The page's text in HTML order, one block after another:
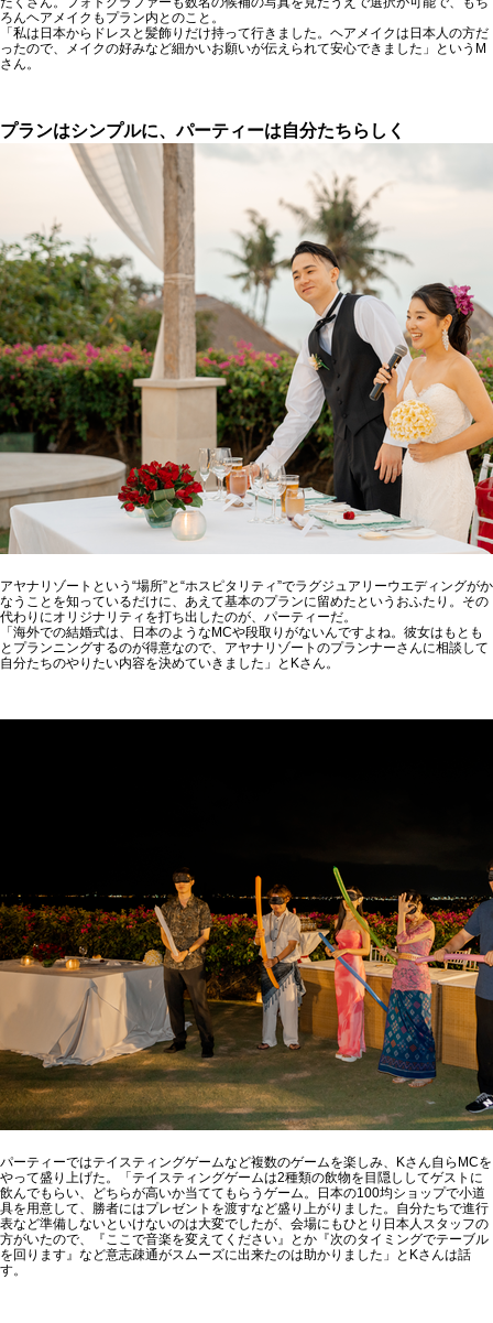
ろんヘアメイクもプラン内とのこと。
「私は日本からドレスと髪飾りだけ持って行きました。ヘアメイクは日本人の方だ
ったので、メイクの好みなど細かいお願いが伝えられて安心できました」というM
さん。
プランはシンプルに、パーティーは自分たちらしく
アヤナリゾートという“場所”と“ホスピタリティ”でラグジュアリーウエディングがか
なうことを知っているだけに、あえて基本のプランに留めたというおふたり。その
代わりにオリジナリティを打ち出したのが、パーティーだ。
「海外での結婚式は、日本のようなMCや段取りがないんですよね。彼女はもとも
とプランニングするのが得意なので、アヤナリゾートのプランナーさんに相談して
自分たちのやりたい内容を決めていきました」とKさん。
パーティーではテイスティングゲームなど複数のゲームを楽しみ、Kさん自らMCを
やって盛り上げた。「テイスティングゲームは2種類の飲物を目隠ししてゲストに
飲んでもらい、どちらが高いか当ててもらうゲーム。日本の100均ショップで小道
具を用意して、勝者にはプレゼントを渡すなど盛り上がりました。自分たちで進行
表など準備しないといけないのは大変でしたが、会場にもひとり日本人スタッフの
方がいたので、『ここで音楽を変えてください』とか『次のタイミングでテーブル
を回ります』など意志疎通がスムーズに出来たのは助かりました」とKさんは話
す。